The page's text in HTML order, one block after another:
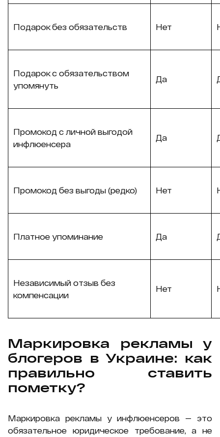
Подарок без обязательств Нет
Подарок с обязательством
упомянуть
Да
Промокод с личной выгодой
инфлюенсера
Да
Промокод без выгоды (редко) Нет
Платное упоминание Да
Независимый отзыв без
компенсации
Нет
Маркировка рекламы у
блогеров в Украине: как
правильно ставить
пометку?
Маркировка рекламы у инфлюенсеров — это
обязательное юридическое требование, а не